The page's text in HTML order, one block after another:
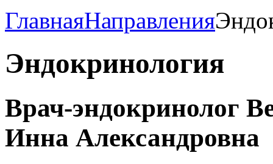
ГлавнаяНаправления
Эндокринология
Врач-эндокринолог
Инна Александровна